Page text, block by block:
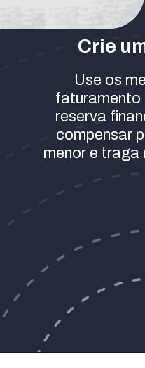
Crie
Use os
faturamento
reserva
compensar
menor e traga